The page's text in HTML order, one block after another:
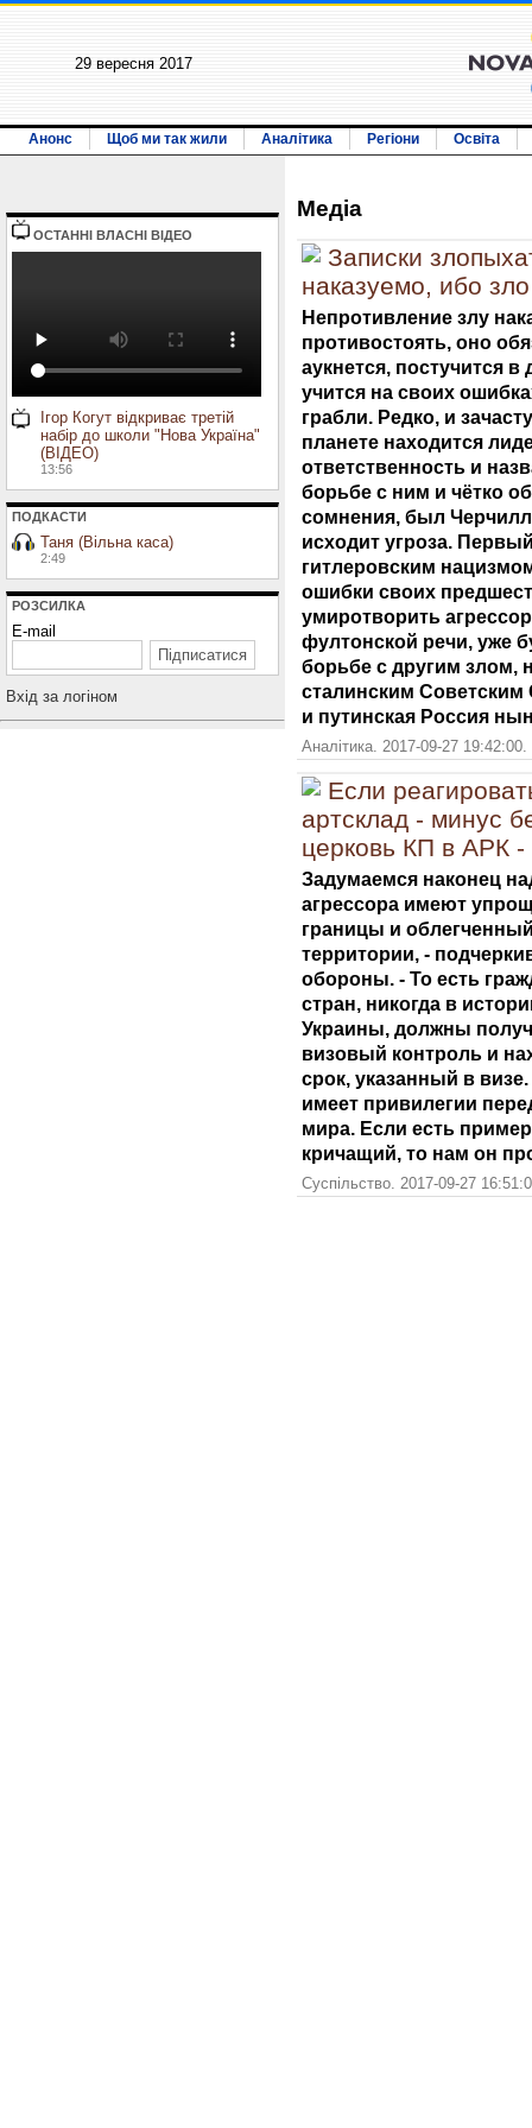
29 вересня 2017
Анонс Щоб ми так жили Аналітика Регіони Освіта
ОСТАННI ВЛАСНI ВIДЕО
Ігор Когут відкриває третій
набір до школи "Нова Україна"
(ВІДЕО)
13:56
ПОДКАСТИ
Таня (Вільна каса)
2:49
РОЗСИЛКА
E-mail
Вхiд за логiном
Медiа
Записки
наказуемо, ибо
Непротивление злу
противостоять, оно
аукнется, постучится
учится на своих
грабли. Редко, и
планете находится
ответственность и
борьбе с ним и чётко
сомнения, был
исходит угроза.
гитлеровским
ошибки своих
умиротворить
фултонской речи, уже
борьбе с другим злом,
сталинским
и путинская Россия
Аналітика. 2017-09-27
Если
артсклад - минус
церковь КП в АРК
Задумаемся наконец
агрессора имеют
границы и
территории, -
обороны. - То есть
стран, никогда в
Украины, должны
визовый контроль и
срок, указанный в
имеет привилегии
мира. Если есть
кричащий, то нам он
Суспільство. 2017-09-27